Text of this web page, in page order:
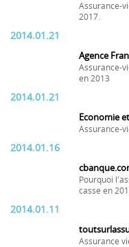
Assurance-
2017.
2014.01.21
Agence
Assurance-
en 2013
2014.01.21
Economie
Assurance-
2014.01.16
Pourquoi
casse en
2014.01.11
Assurance